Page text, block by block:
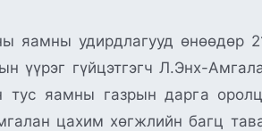
яамны удирдлагууд өнөөдөр
үүрэг гүйцэтгэгч Л.Энх-
яамны газрын дарга
цахим хөгжлийн багц